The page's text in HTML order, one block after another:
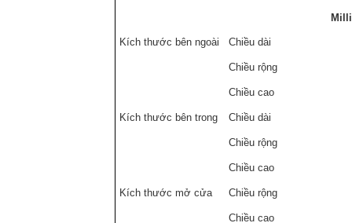
Kích thước bên ngoài Chiều dài
Chiều rộng
Chiều cao
Kích thước bên trong Chiều dài
Chiều rộng
Chiều cao
Kích thước mở cửa Chiều rộng
Chiều cao